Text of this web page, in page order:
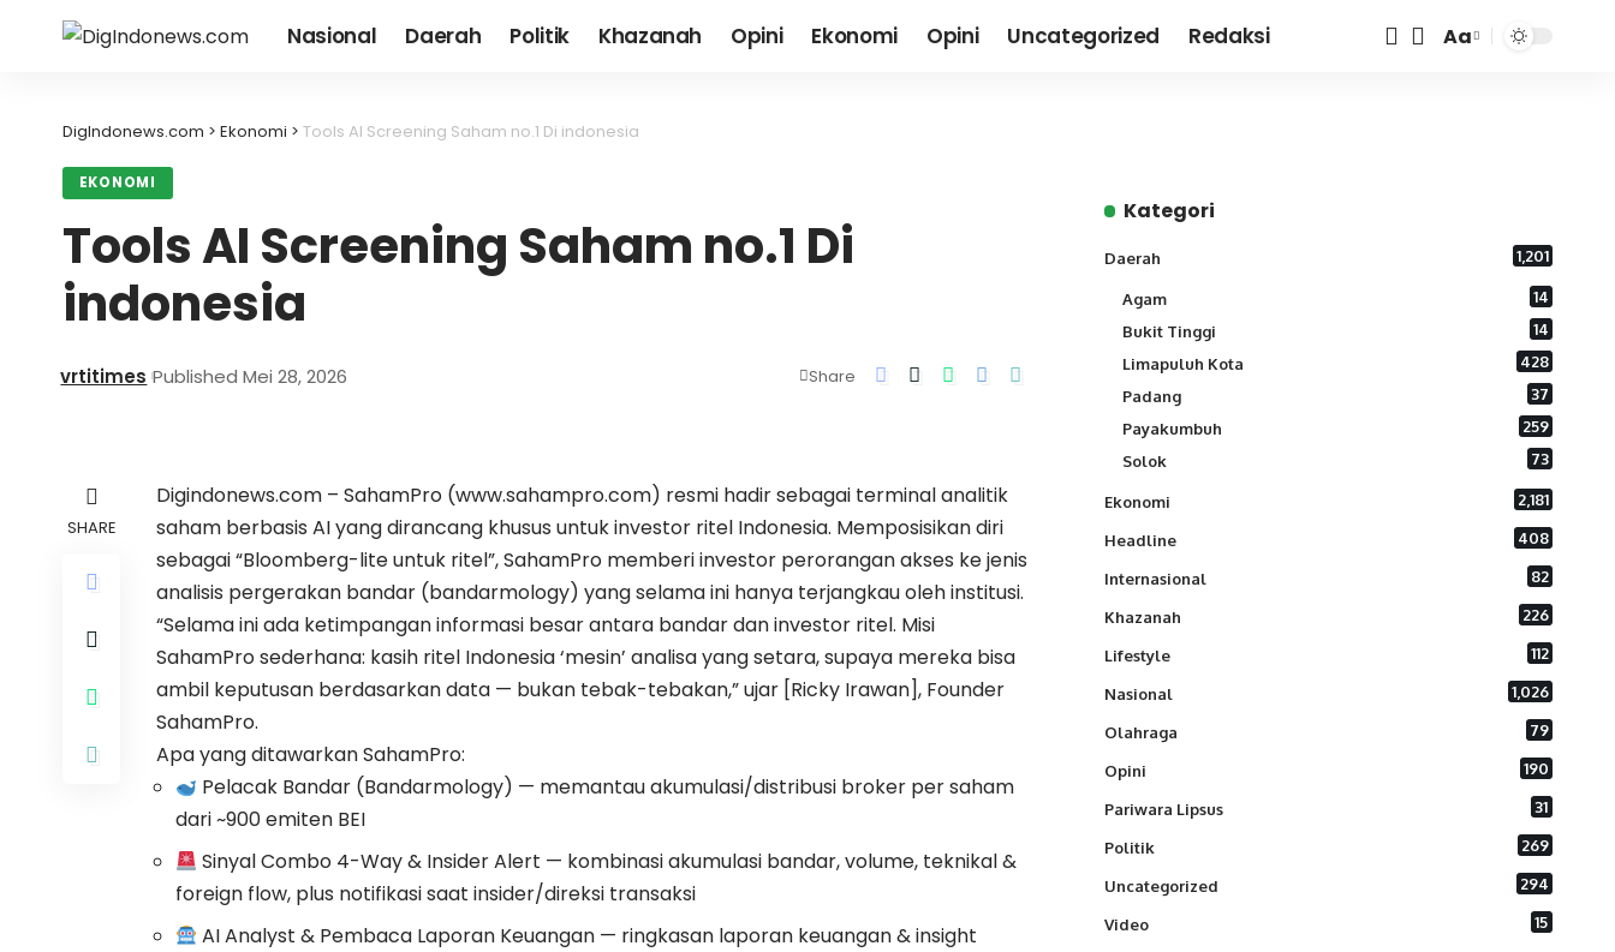
Nasional Daerah Politik Khazanah Opini Ekonomi Opini Uncategorized Redaksi
Font
Aa
DigIndonews.com > Ekonomi > Tools AI Screening Saham no.1 Di indonesia
EKONOMI
Tools AI Screening Saham no.1 Di
indonesia
vrtitimes Published Mei 28, 2026 Share
SHARE
Digindonews.com – SahamPro (www.sahampro.com) resmi hadir sebagai terminal analitik
saham berbasis AI yang dirancang khusus untuk investor ritel Indonesia. Memposisikan diri
sebagai “Bloomberg-lite untuk ritel”, SahamPro memberi investor perorangan akses ke jenis
analisis pergerakan bandar (bandarmology) yang selama ini hanya terjangkau oleh institusi.
“Selama ini ada ketimpangan informasi besar antara bandar dan investor ritel. Misi
SahamPro sederhana: kasih ritel Indonesia ‘mesin’ analisa yang setara, supaya mereka bisa
ambil keputusan berdasarkan data — bukan tebak-tebakan,” ujar [Ricky Irawan], Founder
SahamPro.
Apa yang ditawarkan SahamPro:
Pelacak Bandar (Bandarmology) — memantau akumulasi/distribusi broker per saham
dari ~900 emiten BEI
Sinyal Combo 4-Way & Insider Alert — kombinasi akumulasi bandar, volume, teknikal &
foreign flow, plus notifikasi saat insider/direksi transaksi
AI Analyst & Pembaca Laporan Keuangan — ringkasan laporan keuangan & insight
Kategori
Daerah 1,201
Agam
14
Bukit Tinggi
14
Limapuluh Kota
428
Padang
37
Payakumbuh
259
Solok
73
Ekonomi 2,181
Headline 408
Internasional 82
Khazanah 226
Lifestyle 112
Nasional 1,026
Olahraga 79
Opini 190
Pariwara Lipsus 31
Politik 269
Uncategorized 294
Video 15